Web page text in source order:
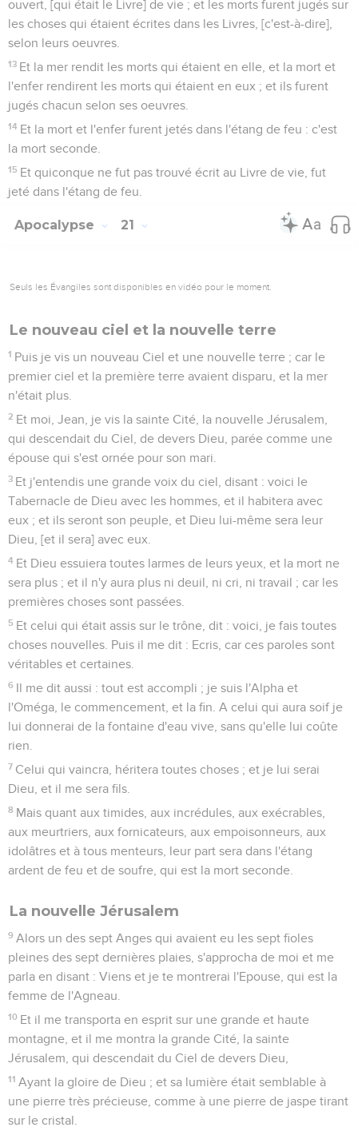
ouvert, [qui était le Livre] de vie ; et les morts furent jugés sur
les choses qui étaient écrites dans les Livres, [c'est-à-dire],
selon leurs oeuvres.
13 Et la mer rendit les morts qui étaient en elle, et la mort et
l'enfer rendirent les morts qui étaient en eux ; et ils furent
jugés chacun selon ses oeuvres.
14 Et la mort et l'enfer furent jetés dans l'étang de feu : c'est
la mort seconde.
15 Et quiconque ne fut pas trouvé écrit au Livre de vie, fut
jeté dans l'étang de feu.
Apocalypse 21
Seuls les Évangiles sont disponibles en vidéo pour le moment.
Le nouveau ciel et la nouvelle terre
1 Puis je vis un nouveau Ciel et une nouvelle terre ; car le
premier ciel et la première terre avaient disparu, et la mer
n'était plus.
2 Et moi, Jean, je vis la sainte Cité, la nouvelle Jérusalem,
qui descendait du Ciel, de devers Dieu, parée comme une
épouse qui s'est ornée pour son mari.
3 Et j'entendis une grande voix du ciel, disant : voici le
Tabernacle de Dieu avec les hommes, et il habitera avec
eux ; et ils seront son peuple, et Dieu lui-même sera leur
Dieu, [et il sera] avec eux.
4 Et Dieu essuiera toutes larmes de leurs yeux, et la mort ne
sera plus ; et il n'y aura plus ni deuil, ni cri, ni travail ; car les
premières choses sont passées.
5 Et celui qui était assis sur le trône, dit : voici, je fais toutes
choses nouvelles. Puis il me dit : Ecris, car ces paroles sont
véritables et certaines.
6 Il me dit aussi : tout est accompli ; je suis l'Alpha et
l'Oméga, le commencement, et la fin. A celui qui aura soif je
lui donnerai de la fontaine d'eau vive, sans qu'elle lui coûte
rien.
7 Celui qui vaincra, héritera toutes choses ; et je lui serai
Dieu, et il me sera fils.
8 Mais quant aux timides, aux incrédules, aux exécrables,
aux meurtriers, aux fornicateurs, aux empoisonneurs, aux
idolâtres et à tous menteurs, leur part sera dans l'étang
ardent de feu et de soufre, qui est la mort seconde.
La nouvelle Jérusalem
9 Alors un des sept Anges qui avaient eu les sept fioles
pleines des sept dernières plaies, s'approcha de moi et me
parla en disant : Viens et je te montrerai l'Epouse, qui est la
femme de l'Agneau.
10 Et il me transporta en esprit sur une grande et haute
montagne, et il me montra la grande Cité, la sainte
Jérusalem, qui descendait du Ciel de devers Dieu,
11 Ayant la gloire de Dieu ; et sa lumière était semblable à
une pierre très précieuse, comme à une pierre de jaspe tirant
sur le cristal.